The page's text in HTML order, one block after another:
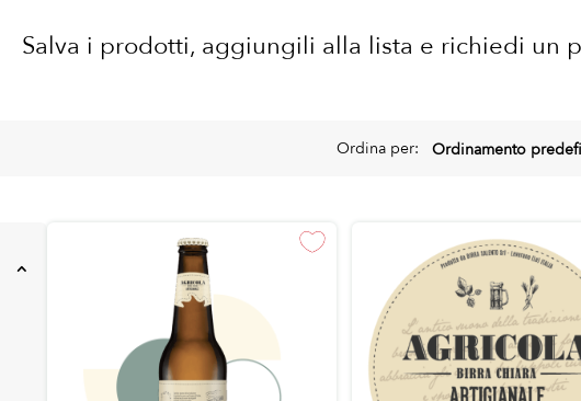
Salva i prodotti, aggiungili alla lista e richiedi un
Ordina per:
2